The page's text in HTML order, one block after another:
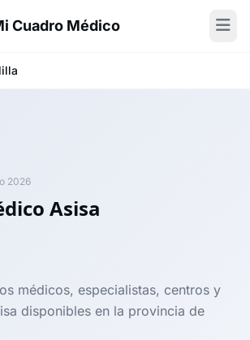
Cuadro Médico
2026
Asisa
médicos, especialistas, centros y
disponibles en la provincia de